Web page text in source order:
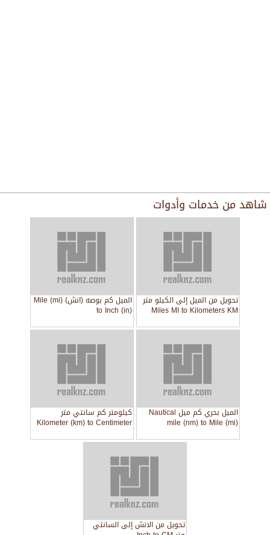
شاهد من خدمات وأدوات
تحويل من الميل إلى الكيلو متر
Miles MI to Kilometers KM
الميل كم بوصه (انش) Mile (mi)
to Inch (in)
الميل بحري كم ميل Nautical
mile (nm) to Mile (mi)
كيلومتر كم سانتي متر
Kilometer (km) to Centimeter
تحويل من الانش إلى السانتي